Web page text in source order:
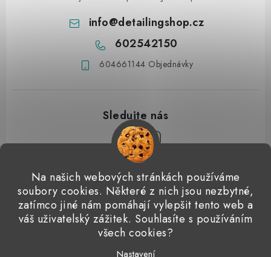
Na našich webových stránkách používáme
soubory cookies. Některé z nich jsou nezbytné,
zatímco jiné nám pomáhají vylepšit tento web a
váš uživatelský zážitek. Souhlasíte s používáním
všech cookies?
Nastavení
info@detailingshop.cz
602542150
604661144 Objednávky
Přijímáme online platby
Detailingclub Dodo Juice Gyeon Quartz ValetPRO
Microfiber Madness